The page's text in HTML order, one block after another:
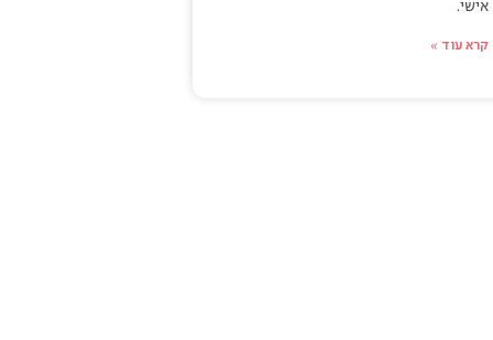
אישי.
קרא עוד »